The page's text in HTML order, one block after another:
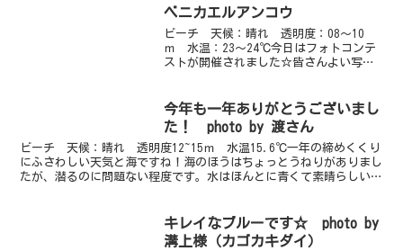
の方もお客様で賑わっております気にな
ベニカエルアンコウ
ビーチ 天候：晴れ 透明度：08～10
ｍ 水温：23～24℃今日はフォトコンテ
ストが開催されました☆皆さんよい写真
おめでとうございます！ビーチは透明度
が徐々に回復して...
今年も一年ありがとうございまし
た！ photo by 渡さん
ビーチ 天候：晴れ 透明度12~15ｍ 水温15.6℃一年の締めくくり
にふさわしい天気と海ですね！海のほうはちょっとうねりがありまし
たが、潜るのに問題ない程度です。水はほんとに青くて素晴らしいで
キレイなブルーです☆ photo by
溝上様（カゴカキダイ）